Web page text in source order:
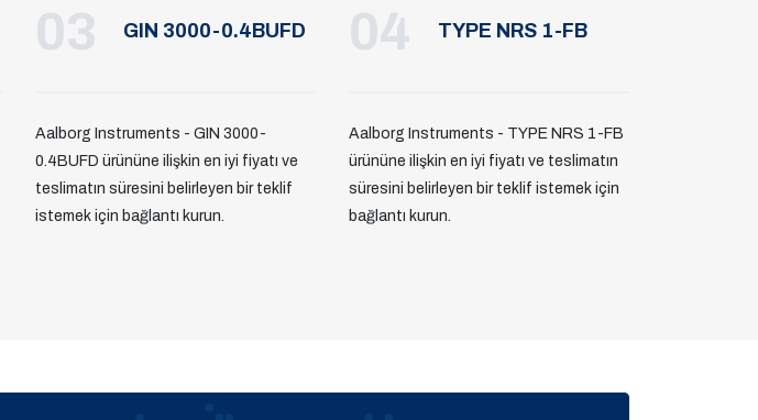
03 GIN 3000-0.4BUFD
Aalborg Instruments - GIN 3000-
0.4BUFD ürününe ilişkin en iyi fiyatı ve
teslimatın süresini belirleyen bir teklif
istemek için bağlantı kurun.
04 TYPE NRS 1-FB
Aalborg Instruments - TYPE NRS 1-FB
ürününe ilişkin en iyi fiyatı ve teslimatın
süresini belirleyen bir teklif istemek için
bağlantı kurun.